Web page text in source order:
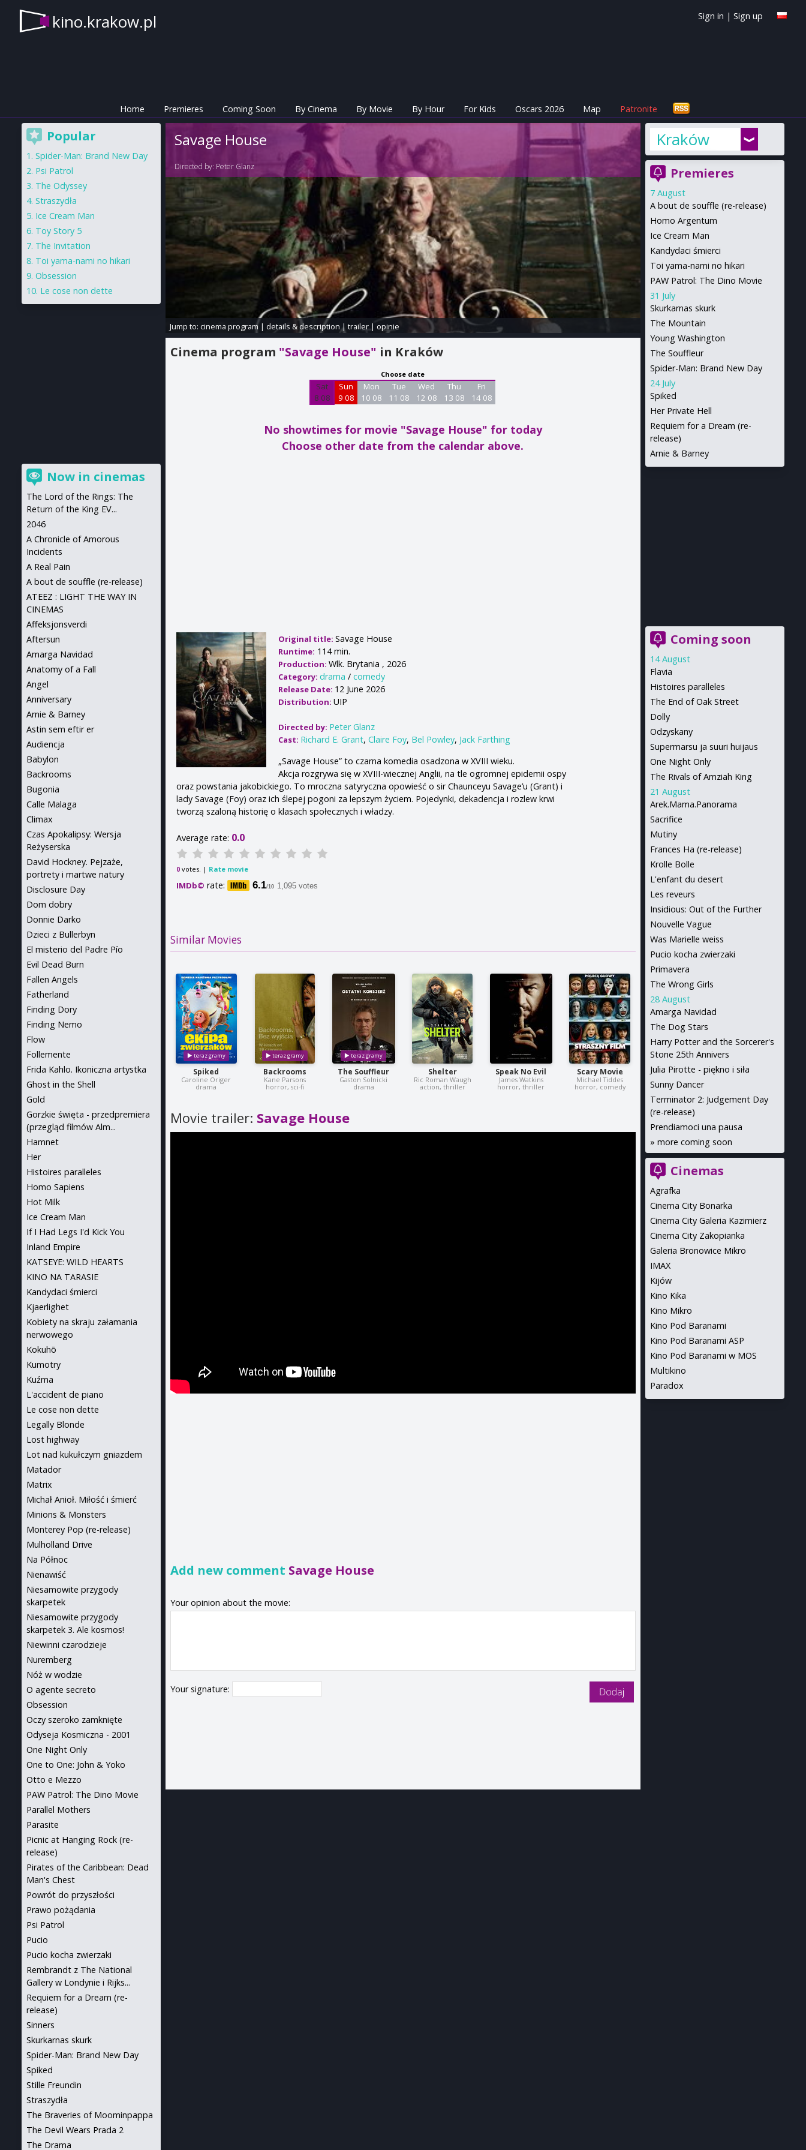
kino.krakow.pl Sign in | Sign up
Home Premieres Coming Soon By Cinema By Movie By Hour For Kids Oscars 2026 Map Patronite
Savage House
Directed by: Peter Glanz
Jump to: cinema program| details & description| trailer| opinie
Cinema program "Savage House" in Kraków
Choose date
Sat
8 08
Sun
9 08
Mon
10 08
Tue
11 08
Wed
12 08
Thu
13 08
Fri
14 08
No showtimes for movie "Savage House" for today
Choose other date from the calendar above.
Original title:Savage House
Runtime: 114 min.
Production:Wlk. Brytania , 2026
Category:drama /comedy
Release Date: 12 June 2026
Distribution:UIP
Directed by: Peter Glanz
Cast: Richard E. Grant,Claire Foy, Bel Powley, Jack Farthing
„Savage House” to czarna komedia osadzona w XVIII wieku.
Akcja rozgrywa się w XVIII-wiecznej Anglii, na tle ogromnej epidemii ospy
oraz powstania jakobickiego. To mroczna satyryczna opowieść o sir Chaunceyu Savage’u (Grant) i
lady Savage (Foy) oraz ich ślepej pogoni za lepszym życiem. Pojedynki, dekadencja i rozlew krwi
tworzą szaloną historię o klasach społecznych i władzy.
Average rate: 0.0
0votes. | Rate movie
IMDb© rate: 6.1/10 1,095 votes
Similar Movies
Spiked
Caroline Origer
drama
Backrooms
Kane Parsons
horror, sci-fi
The Souffleur
Gaston Solnicki
drama
Shelter
Ric Roman Waugh
action, thriller
Speak No Evil
James Watkins
horror, thriller
Scary Movie
Michael Tiddes
horror, comedy
Movie trailer: Savage House
Add new comment Savage House
Your opinion about the movie:
Your signature:
Kraków
Premieres
7 August
A bout de souffle (re-release)
Homo Argentum
Ice Cream Man
Kandydaci śmierci
Toi yama-nami no hikari
PAW Patrol: The Dino Movie
31 July
Skurkarnas skurk
The Mountain
Young Washington
The Souffleur
Spider-Man: Brand New Day
24 July
Spiked
Her Private Hell
Requiem for a Dream (re-
release)
Arnie & Barney
Coming soon
14 August
Flavia
Histoires paralleles
The End of Oak Street
Dolly
Odzyskany
Supermarsu ja suuri huijaus
One Night Only
The Rivals of Amziah King
21 August
Arek.Mama.Panorama
Sacrifice
Mutiny
Frances Ha (re-release)
Krolle Bolle
L'enfant du desert
Les reveurs
Insidious: Out of the Further
Nouvelle Vague
Was Marielle weiss
Pucio kocha zwierzaki
Primavera
The Wrong Girls
28 August
Amarga Navidad
The Dog Stars
Harry Potter and the Sorcerer's
Stone 25th Annivers
Julia Pirotte - piękno i siła
Sunny Dancer
Terminator 2: Judgement Day
(re-release)
Prendiamoci una pausa
» more coming soon
Cinemas
Agrafka
Cinema City Bonarka
Cinema City Galeria Kazimierz
Cinema City Zakopianka
Galeria Bronowice Mikro
IMAX
Kijów
Kino Kika
Kino Mikro
Kino Pod Baranami
Kino Pod Baranami ASP
Kino Pod Baranami w MOS
Multikino
Paradox
Popular
Spider-Man: Brand New Day
Psi Patrol
The Odyssey
Straszydła
Ice Cream Man
Toy Story 5
The Invitation
Toi yama-nami no hikari
Obsession
Le cose non dette
Now in cinemas
The Lord of the Rings: The
Return of the King EV...
2046
A Chronicle of Amorous
Incidents
A Real Pain
A bout de souffle (re-release)
ATEEZ : LIGHT THE WAY IN
CINEMAS
Affeksjonsverdi
Aftersun
Amarga Navidad
Anatomy of a Fall
Angel
Anniversary
Arnie & Barney
Astin sem eftir er
Audiencja
Babylon
Backrooms
Bugonia
Calle Malaga
Climax
Czas Apokalipsy: Wersja
Reżyserska
David Hockney. Pejzaże,
portrety i martwe natury
Disclosure Day
Dom dobry
Donnie Darko
Dzieci z Bullerbyn
El misterio del Padre Pío
Evil Dead Burn
Fallen Angels
Fatherland
Finding Dory
Finding Nemo
Flow
Follemente
Frida Kahlo. Ikoniczna artystka
Ghost in the Shell
Gold
Gorzkie święta - przedpremiera
(przegląd filmów Alm...
Hamnet
Her
Histoires paralleles
Homo Sapiens
Hot Milk
Ice Cream Man
If I Had Legs I'd Kick You
Inland Empire
KATSEYE: WILD HEARTS
KINO NA TARASIE
Kandydaci śmierci
Kjaerlighet
Kobiety na skraju załamania
nerwowego
Kokuhō
Kumotry
Kuźma
L'accident de piano
Le cose non dette
Legally Blonde
Lost highway
Lot nad kukułczym gniazdem
Matador
Matrix
Michał Anioł. Miłość i śmierć
Minions & Monsters
Monterey Pop (re-release)
Mulholland Drive
Na Północ
Nienawiść
Niesamowite przygody
skarpetek
Niesamowite przygody
skarpetek 3. Ale kosmos!
Niewinni czarodzieje
Nuremberg
Nóż w wodzie
O agente secreto
Obsession
Oczy szeroko zamknięte
Odyseja Kosmiczna - 2001
One Night Only
One to One: John & Yoko
Otto e Mezzo
PAW Patrol: The Dino Movie
Parallel Mothers
Parasite
Picnic at Hanging Rock (re-
release)
Pirates of the Caribbean: Dead
Man's Chest
Powrót do przyszłości
Prawo pożądania
Psi Patrol
Pucio
Pucio kocha zwierzaki
Rembrandt z The National
Gallery w Londynie i Rijks...
Requiem for a Dream (re-
release)
Sinners
Skurkarnas skurk
Spider-Man: Brand New Day
Spiked
Stille Freundin
Straszydła
The Braveries of Moominpappa
The Devil Wears Prada 2
The Drama